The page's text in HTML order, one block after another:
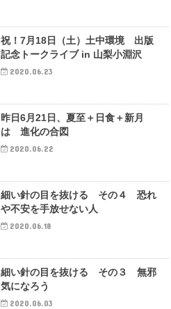
祝！7月18日（土）土中環境 出版
記念トークライブ in 山梨小淵沢
2020.06.23
昨日6月21日、夏至＋日食＋新月
は 進化の合図
2020.06.22
細い針の目を抜ける その４ 恐れ
や不安を手放せない人
2020.06.18
細い針の目を抜ける その３ 無邪
気になろう
2020.06.03